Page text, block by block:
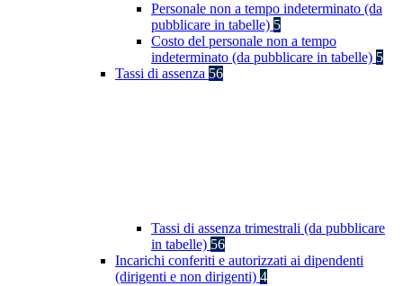
Personale non a tempo indeterminato (da
pubblicare in tabelle) 5
Costo del personale non a tempo
indeterminato (da pubblicare in tabelle) 5
Tassi di assenza 56
Tassi di assenza trimestrali (da pubblicare
in tabelle) 56
Incarichi conferiti e autorizzati ai dipendenti
(dirigenti e non dirigenti) 4